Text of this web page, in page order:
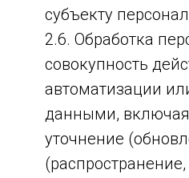
субъекту
2.6. Обработка
совокупность
автоматизации
данными, включая
уточнение